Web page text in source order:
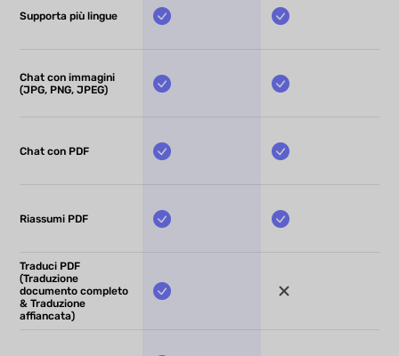
Supporta più lingue
Chat con immagini
(JPG, PNG, JPEG)
Chat con PDF
Riassumi PDF
Traduci PDF
(Traduzione
documento completo
& Traduzione
affiancata)